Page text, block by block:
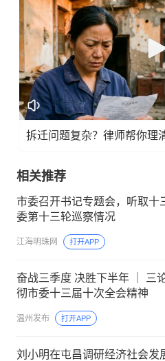
拆迁问题复杂？律师帮你理
相关推荐
市委召开书记专题会，听取十
委第十三轮巡察情况
江海明珠网 打开APP
奋战三季度 决胜下半年 ｜ 三
彻市委十三届十次全会精神
温州发布 打开APP
刘小明在屯昌调研经济社会发